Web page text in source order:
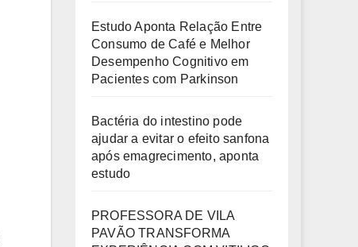
Estudo Aponta Relação Entre
Consumo de Café e Melhor
Desempenho Cognitivo em
Pacientes com Parkinson
Bactéria do intestino pode
ajudar a evitar o efeito sanfona
após emagrecimento, aponta
estudo
PROFESSORA DE VILA
PAVÃO TRANSFORMA